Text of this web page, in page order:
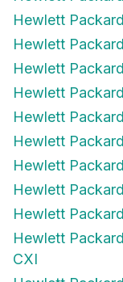
Hewlett
Hewlett
Hewlett
Hewlett
Hewlett
Hewlett
Hewlett
Hewlett
Hewlett
Hewlett
CXI
Hewlett